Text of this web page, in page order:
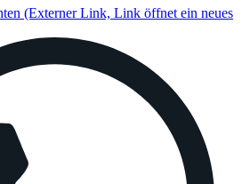
(Externer Link, Link öffnet ein neues